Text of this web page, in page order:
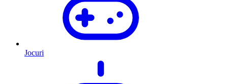
Jocuri